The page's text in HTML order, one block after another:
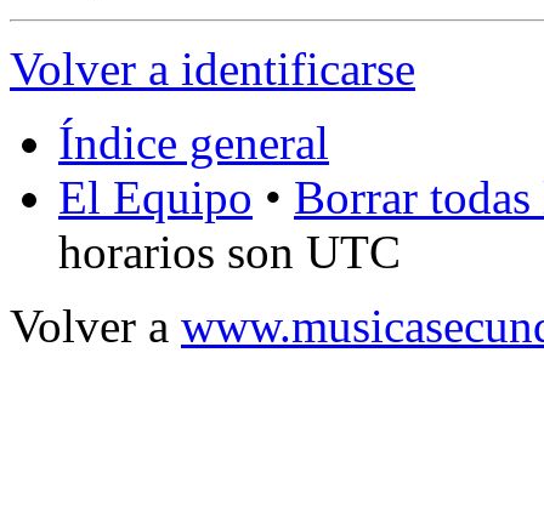
Volver a identificarse
Índice general
El Equipo • Borrar
horarios son UTC
Volver a